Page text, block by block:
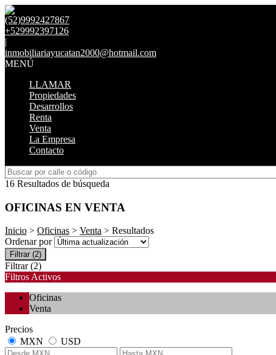
(52)9992427867
+529992397126
|
inmobiliariayucatan2000@hotmail.com
MENÚ
LLAMAR
Propiedades
Desarrollos
Renta
Venta
La Empresa
Contacto
16 Resultados de búsqueda
OFICINAS EN VENTA
Inicio > Oficinas > Venta > Resultados
Ordenar por
Filtrar (2)
Filtrar (2)
Filtros Activos
Oficinas
Venta
Precios
MXN
USD